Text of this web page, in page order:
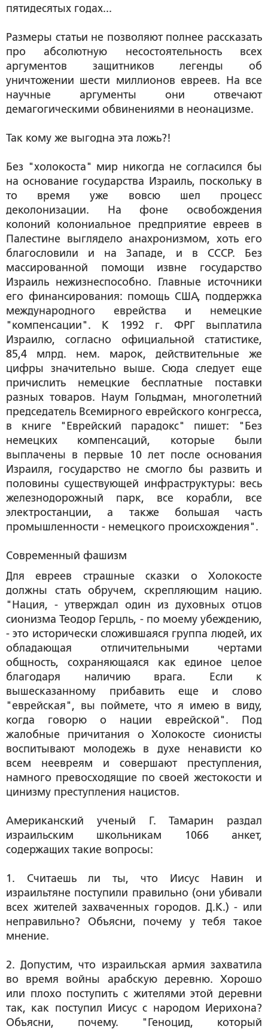
пятидесятых годах...
Размеры статьи не позволяют полнее рассказать
про абсолютную несостоятельность всех
аргументов защитников легенды об
уничтожении шести миллионов евреев. На все
научные аргументы они отвечают
демагогическими обвинениями в неонацизме.
Так кому же выгодна эта ложь?!
Без "холокоста" мир никогда не согласился бы
на основание государства Израиль, поскольку в
то время уже вовсю шел процесс
деколонизации. На фоне освобождения
колоний колониальное предприятие евреев в
Палестине выглядело анахронизмом, хоть его
благословили и на Западе, и в СССР. Без
массированной помощи извне государство
Израиль нежизнеспособно. Главные источники
его финансирования: помощь США, поддержка
международного еврейства и немецкие
"компенсации". К 1992 г. ФРГ выплатила
Израилю, согласно официальной статистике,
85,4 млрд. нем. марок, действительные же
цифры значительно выше. Сюда следует еще
причислить немецкие бесплатные поставки
разных товаров. Наум Гольдман, многолетний
председатель Всемирного еврейского конгресса,
в книге "Еврейский парадокс" пишет: "Без
немецких компенсаций, которые были
выплачены в первые 10 лет после основания
Израиля, государство не смогло бы развить и
половины существующей инфраструктуры: весь
железнодорожный парк, все корабли, все
электростанции, а также большая часть
промышленности - немецкого происхождения".
Современный фашизм
Для евреев страшные сказки о Холокосте
должны стать обручем, скрепляющим нацию.
"Нация, - утверждал один из духовных отцов
сионизма Теодор Герцль, - по моему убеждению,
- это исторически сложившаяся группа людей, их
обладающая отличительными чертами
общность, сохраняющаяся как единое целое
благодаря наличию врага. Если к
вышесказанному прибавить еще и слово
"еврейская", вы поймете, что я имею в виду,
когда говорю о нации еврейской". Под
жалобные причитания о Холокосте сионисты
воспитывают молодежь в духе ненависти ко
всем неевреям и совершают преступления,
намного превосходящие по своей жестокости и
цинизму преступления нацистов.
Американский ученый Г. Тамарин раздал
израильским школьникам 1066 анкет,
содержащих такие вопросы:
1. Считаешь ли ты, что Иисус Навин и
израильтяне поступили правильно (они убивали
всех жителей захваченных городов. Д.К.) - или
неправильно? Объясни, почему у тебя такое
мнение.
2. Допустим, что израильская армия захватила
во время войны арабскую деревню. Хорошо
или плохо поступить с жителями этой деревни
так, как поступил Иисус с народом Иерихона?
Объясни, почему. "Геноцид, который